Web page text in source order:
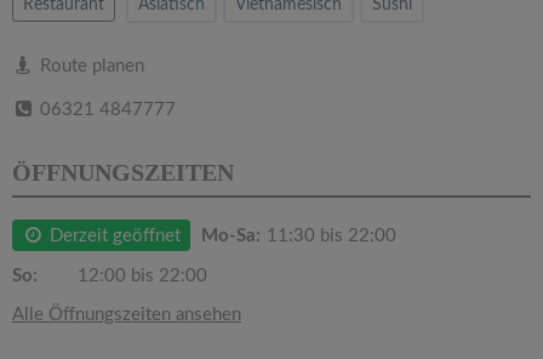
Restaurant Asiatisch Vietnamesisch Sushi
Route planen
06321 4847777
ÖFFNUNGSZEITEN
Derzeit geöffnet Mo-Sa: 11:30 bis 22:00
So: 12:00 bis 22:00
Alle Öffnungszeiten ansehen
i
a
i